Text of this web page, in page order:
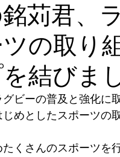
苅君、
の取り
結びま
ビーの普及と強化に
めとしたスポーツの
くさんのスポーツを